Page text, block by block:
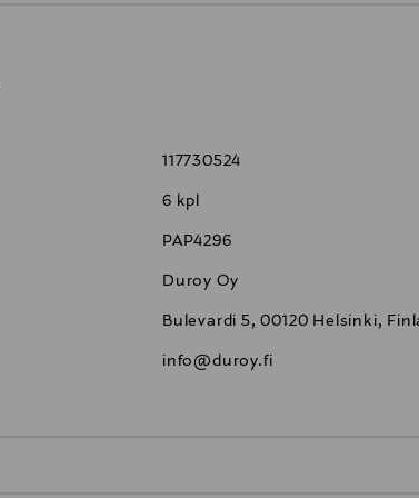
117730524
6 kpl
PAP4296
Duroy Oy
Bulevardi 5, 00120 Helsinki,
info@duroy.fi